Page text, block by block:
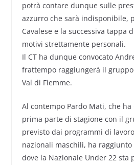
potrà contare dunque sulle
azzurro che sarà indisponibile,
Cavalese e la successiva tappa
motivi strettamente personali.
Il CT ha dunque convocato
frattempo raggiungerà il
Val di Fiemme.
Al contempo Pardo Mati, che
prima parte di stagione con il
previsto dai programmi di
nazionali maschili, ha
dove la Nazionale Under 22 sta